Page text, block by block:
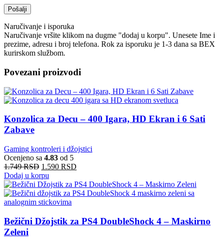
Naručivanje i isporuka
Naručivanje vršite klikom na dugme "dodaj u korpu". Unesete Ime i
prezime, adresu i broj telefona. Rok za isporuku je 1-3 dana sa BEX
kurirskom službom.
Povezani proizvodi
Konzolica za Decu – 400 Igara, HD Ekran i 6 Sati
Zabave
Gaming kontroleri i džojstici
Ocenjeno sa 4.83 od 5
1.749RSD 1.590 RSD
Dodaj u korpu
Bežični Džojstik za PS4 DoubleShock 4 – Maskirno
Zeleni